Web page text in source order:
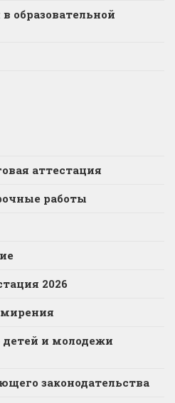
образовательной
аттестация
работы
2026
и молодежи
законодательства